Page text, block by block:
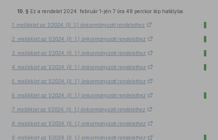
10. § Ez a rendelet 2024. február 1-jén 7 óra 48 perckor lép hatályba.
1. melléklet az 1/2024. (II. 1.) önkormányzati rendelethez
2. melléklet az 1/2024. (II. 1.) önkormányzati rendelethez
3. melléklet az 1/2024. (II. 1.) önkormányzati rendelethez
4. melléklet az 1/2024. (II. 1.) önkormányzati rendelethez
5. melléklet az 1/2024. (II. 1.) önkormányzati rendelethez
6. melléklet az 1/2024. (II. 1.) önkormányzati rendelethez
7. melléklet az 1/2024. (II. 1.) önkormányzati rendelethez
8. melléklet az 1/2024. (II. 1.) önkormányzati rendelethez
9. melléklet az 1/2024. (II. 1.) önkormányzati rendelethez